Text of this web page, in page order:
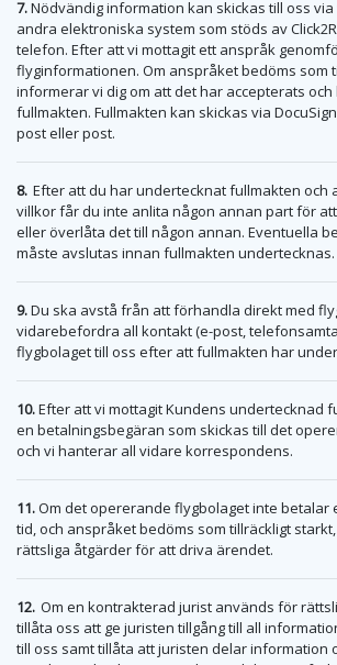
7.Nödvändig information kan skickas till oss
andra elektroniska system som stöds av
telefon. Efter att vi mottagit ett anspråk
flyginformationen. Om anspråket bedöms som
informerar vi dig om att det har accepterats
fullmakten. Fullmakten kan skickas via
post eller post.
8. Efter att du har undertecknat fullmakten och
villkor får du inte anlita någon annan part för
eller överlåta det till någon annan. Eventuella
måste avslutas innan fullmakten undertecknas.
9.Du ska avstå från att förhandla direkt med
vidarebefordra all kontakt (e-post,
flygbolaget till oss efter att fullmakten har
10.Efter att vi mottagit Kundens undertecknad
en betalningsbegäran som skickas till det
och vi hanterar all vidare korrespondens.
11.Om det opererande flygbolaget inte betalar
tid, och anspråket bedöms som tillräckligt
rättsliga åtgärder för att driva ärendet.
12. Om en kontrakterad jurist används för
tillåta oss att ge juristen tillgång till all
till oss samt tillåta att juristen delar information